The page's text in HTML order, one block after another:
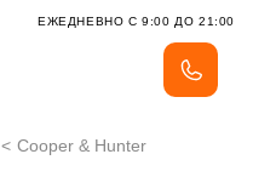
ЕЖЕДНЕВНО С 9:00 ДО 21:00
Cooper & Hunter